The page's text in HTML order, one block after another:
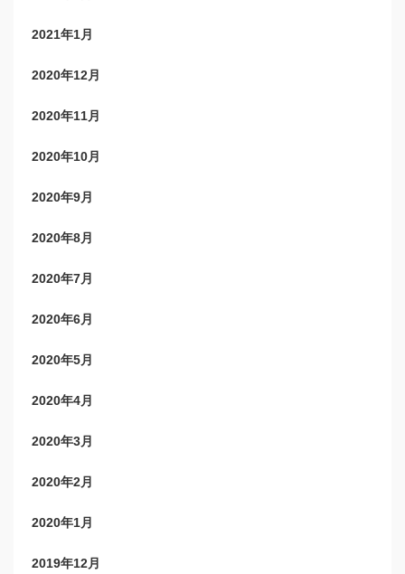
2021年1月
2020年12月
2020年11月
2020年10月
2020年9月
2020年8月
2020年7月
2020年6月
2020年5月
2020年4月
2020年3月
2020年2月
2020年1月
2019年12月